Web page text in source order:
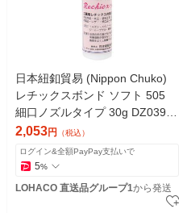
日本紐釦貿易 (Nippon Chuko)
レチックスボンド ソフト 505
細口ノズルタイプ 30g DZ039N
1セット(5個)（直送品）
2,053円 （税込）
ログイン&全額PayPay支払いで
5%
LOHACO 直送品グループ1から発送